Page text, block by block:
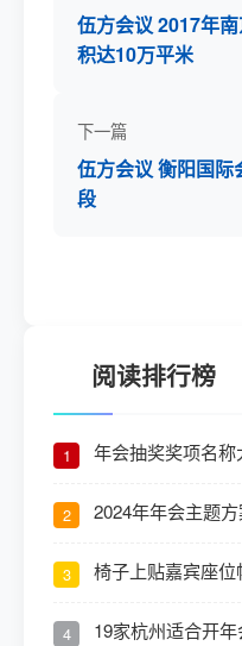
伍方会议 2017年
积达10万平米
下一篇
伍方会议 衡阳国
段
阅读排行榜
1 年会抽奖奖项名称
2 2024年年会主题
3 椅子上贴嘉宾座位
4 19家杭州适合开